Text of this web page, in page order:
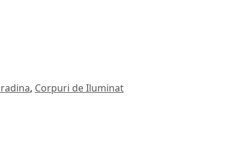
, Corpuri de Iluminat